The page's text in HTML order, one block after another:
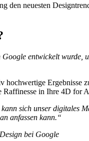
den neuesten
Google entwickelt
hochwertige Ergebnisse
Raffinesse in Ihre 4D for
kann sich unser
anfassen kann.“
bei Google